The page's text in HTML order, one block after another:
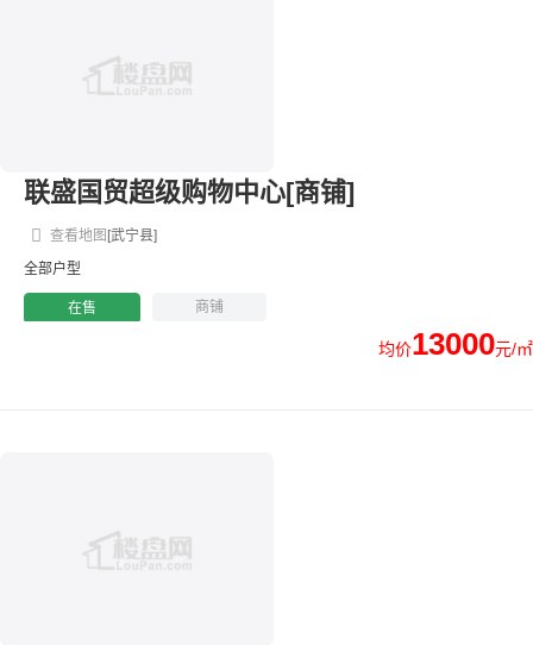
联盛国贸超级购物中心[商铺]
[武宁县]
查看地图
全部户型
在售 商铺
均价13000元/㎡